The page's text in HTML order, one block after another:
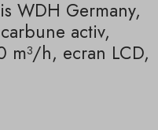
WDH Germany,
activ,
m³/h, ecran LCD,